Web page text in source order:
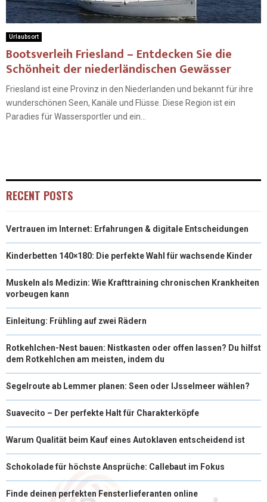
Urlaubsort
Bootsverleih Friesland – Entdecken Sie die
Schönheit der niederländischen Gewässer
Friesland ist eine Provinz in den Niederlanden und bekannt für ihre
wunderschönen Seen, Kanäle und Flüsse. Diese Region ist ein
Paradies für Wassersportler und ein...
RECENT POSTS
Vertrauen im Internet: Erfahrungen & digitale Entscheidungen
Kinderbetten 140×180: Die perfekte Wahl für wachsende Kinder
Muskeln als Medizin: Wie Krafttraining chronischen Krankheiten
vorbeugen kann
Einleitung: Frühling auf zwei Rädern
Rotkehlchen-Nest bauen: Nistkasten oder offen lassen? Du hilfst
dem Rotkehlchen am meisten, indem du
Segelroute ab Lemmer planen: Seen oder IJsselmeer wählen?
Suavecito – Der perfekte Halt für Charakterköpfe
Warum Qualität beim Kauf eines Autoklaven entscheidend ist
Schokolade für höchste Ansprüche: Callebaut im Fokus
Finde deinen perfekten Fensterlieferanten online